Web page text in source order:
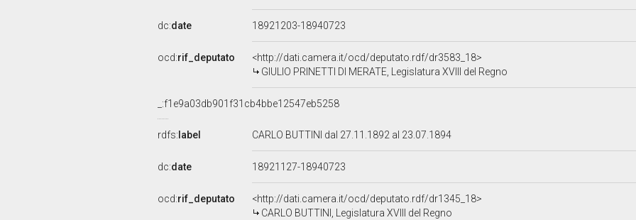
dc:date 18921203-18940723
ocd:rif_deputato
<http://dati.camera.it/ocd/deputato.rdf/dr3583_18>
GIULIO PRINETTI DI MERATE, Legislatura XVIII del Regno
_:f1e9a03db901f31cb4bbe12547eb5258
rdfs: label CARLO BUTTINI dal 27.11.1892 al 23.07.1894
dc:date 18921127-18940723
ocd:rif_deputato
<http://dati.camera.it/ocd/deputato.rdf/dr1345_18>
CARLO BUTTINI, Legislatura XVIII del Regno